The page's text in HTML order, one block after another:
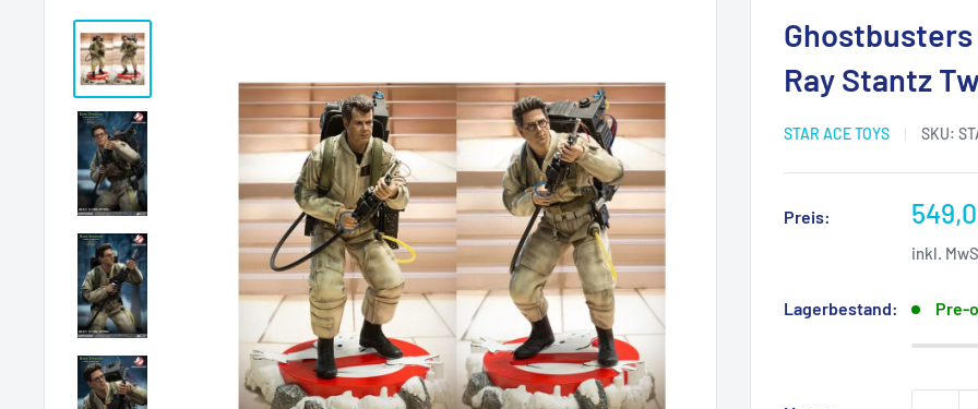
Ghostbusters
Ray Stantz
STAR ACE TOYS SKU:
Preis:
inkl.
Lagerbestand: Pre-